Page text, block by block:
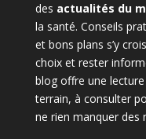
des actualités du
la santé. Conseils
et bons plans s’y
choix et rester
blog offre une
terrain, à consulter
ne rien manquer des